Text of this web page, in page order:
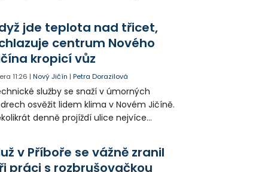
řidiče v parkovacích zónách.
jde teplota nad třicet,
centrum Nového
kropicí vůz
11:26 |Nový Jičín |Petra Dorazilová
služby se snaží v úmorných
osvěžit lidem klima v Novém Jičíně.
denně projíždí ulice nejvíce
v Příboře se vážně zranil
práci s rozbrušovačkou